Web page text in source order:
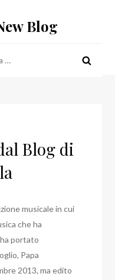
Blog
Blog di
musicale in cui
che ha
portato
Papa
2013, ma edito